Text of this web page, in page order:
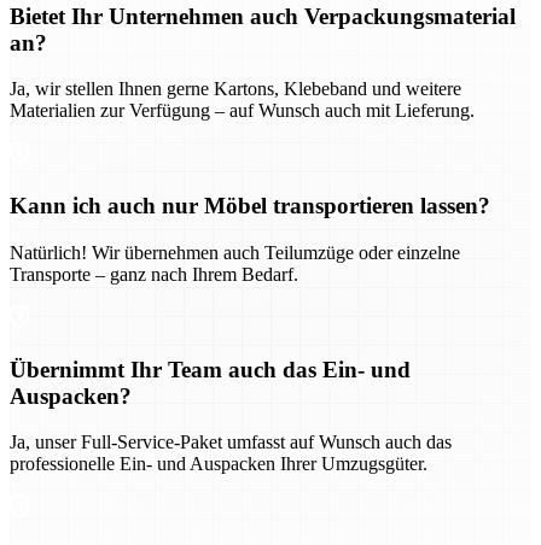
Bietet Ihr Unternehmen auch Verpackungsmaterial
an?
Ja, wir stellen Ihnen gerne Kartons, Klebeband und weitere
Materialien zur Verfügung – auf Wunsch auch mit Lieferung.
Kann ich auch nur Möbel transportieren lassen?
Natürlich! Wir übernehmen auch Teilumzüge oder einzelne
Transporte – ganz nach Ihrem Bedarf.
Übernimmt Ihr Team auch das Ein- und
Auspacken?
Ja, unser Full-Service-Paket umfasst auf Wunsch auch das
professionelle Ein- und Auspacken Ihrer Umzugsgüter.